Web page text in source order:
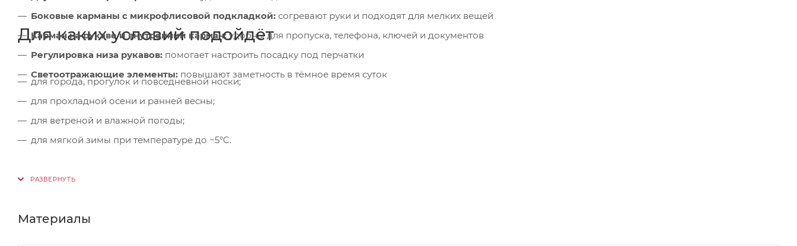
Боковые карманы с микрофлисовой подкладкой: согревают руки и подходят для мелких вещей
Карман на рукаве и внутренний карман:удобны для пропуска, телефона, ключей и документов
Регулировка низа рукавов: помогает настроить посадку под перчатки
Светоотражающие элементы: повышают заметность в тёмное время суток
Для каких условий подойдёт
для города, прогулок и повседневной носки;
для прохладной осени и ранней весны;
для ветреной и влажной погоды;
для мягкой зимы при температуре до −5°C.
Материалы